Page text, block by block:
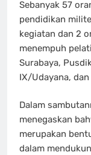
Sebanyak 57
pendidikan
kegiatan dan 2
menempuh
Surabaya,
IX/Udayana,
Dalam
menegaskan
merupakan
dalam